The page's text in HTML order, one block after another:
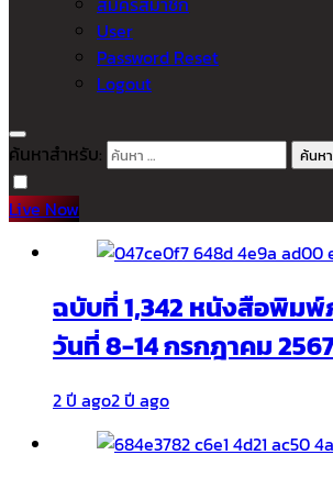
User
Password Reset
Logout
ค้นหาสำหรับ:
Live Now
ฉบับที่ 1,342 หนังสือพิมพ์
วันที่ 8-14 กรกฎาคม
2 ปี ago2 ปี ago